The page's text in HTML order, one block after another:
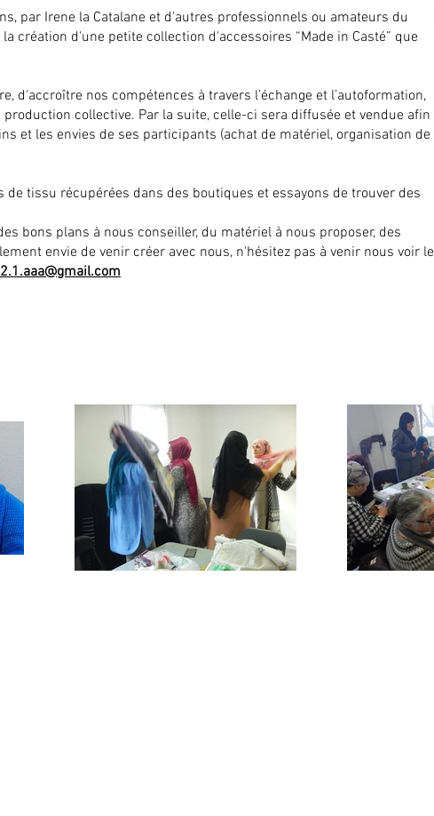
par Irene la Catalane et d'autres professionnels ou amateurs du
création d'une petite collection d'accessoires “Made in Casté” que
d'accroître nos compétences à travers l’échange et l’autoformation,
collective. Par la suite, celle-ci sera diffusée et vendue afin
et les envies de ses participants (achat de matériel, organisation de
tissu récupérées dans des boutiques et essayons de trouver des
bons plans à nous conseiller, du matériel à nous proposer, des
envie de venir créer avec nous, n'hésitez pas à venir nous voir le